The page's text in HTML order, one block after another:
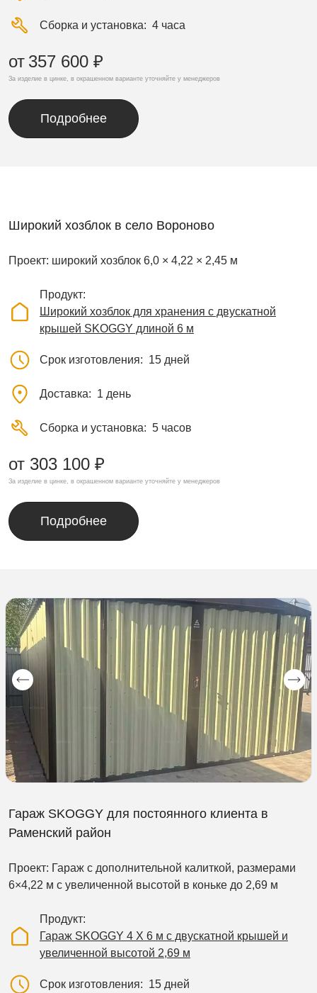
Сборка и установка 4 часа
от 357 600 ₽
За изделие в цинке, в окрашенном варианте уточняйте у менеджеров
Подробнее
Широкий хозблок в село Вороново
Проект: широкий хозблок 6,0 × 4,22 × 2,45 м
Продукт
Широкий хозблок для хранения с двускатной
крышей SKOGGY длиной 6 м
Срок изготовления 15 дней
Доставка 1 день
Сборка и установка 5 часов
от 303 100 ₽
За изделие в цинке, в окрашенном варианте уточняйте у менеджеров
Подробнее
Гараж SKOGGY для постоянного клиента в
Раменский район
Проект: Гараж с дополнительной калиткой, размерами
6×4,22 м с увеличенной высотой в коньке до 2,69 м
Продукт
Гараж SKOGGY 4 Х 6 м с двускатной крышей и
увеличенной высотой 2,69 м
Срок изготовления 15 дней